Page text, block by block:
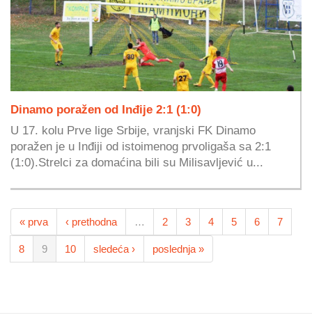
Dinamo poražen od Inđije 2:1 (1:0)
U 17. kolu Prve lige Srbije, vranjski FK Dinamo
poražen je u Inđiji od istoimenog prvoligaša sa 2:1
(1:0).Strelci za domaćina bili su Milisavljević u...
« prva ‹ prethodna … 2 3 4 5 6 7
8 9 10 sledeća › poslednja »